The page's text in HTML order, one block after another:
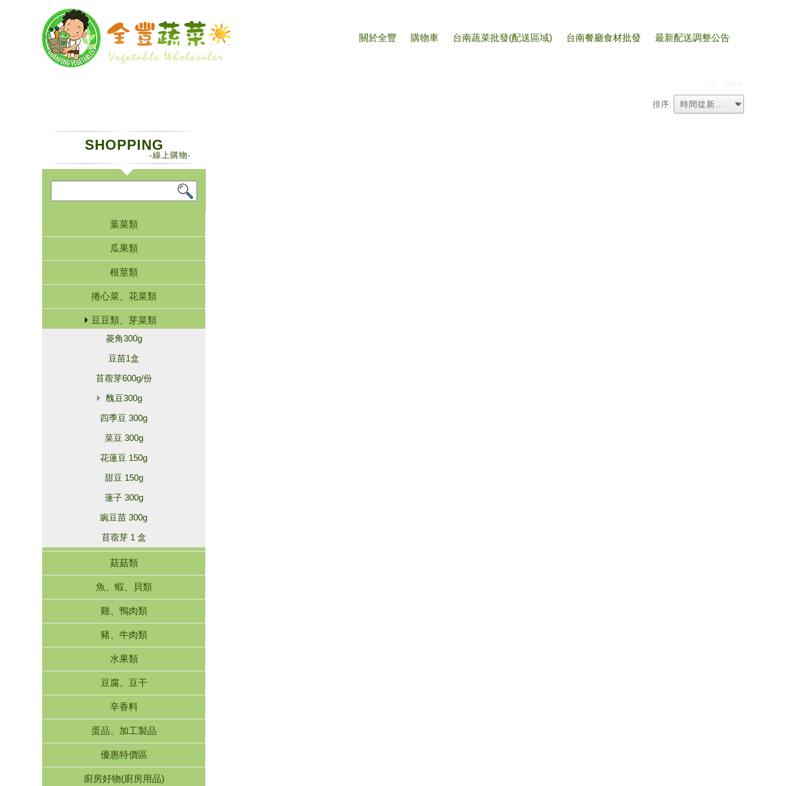
關於全豐 購物車 台南蔬菜批發(配送區域) 台南餐廳食材批發 最新配送調整公告
購物車
排序:
SHOPPING
-線上購物-
葉菜類
瓜果類
根莖類
捲心菜、花菜類
豆豆類、芽菜類
菱角300g
豆苗1盒
苜蓿芽600g/份
醜豆300g
四季豆 300g
菜豆 300g
花蓮豆 150g
甜豆 150g
蓮子 300g
豌豆苗 300g
苜蓿芽 1 盒
菇菇類
魚、蝦、貝類
雞、鴨肉類
豬、牛肉類
水果類
豆腐、豆干
辛香料
蛋品、加工製品
優惠特價區
廚房好物(廚房用品)